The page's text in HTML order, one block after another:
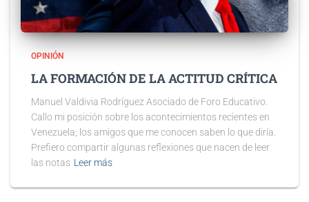
OPINIÓN
LA FORMACIÓN DE LA ACTITUD CRÍTICA
Manuel Valdivia Rodríguez Asociado de Foro Educativo.
Callo mi posición sobre los acontecimientos recientes en
Venezuela; los amigos que me conocen saben lo que diría.
Prefiero compartir algunas reflexiones que nacen de leer
las notas Leer más